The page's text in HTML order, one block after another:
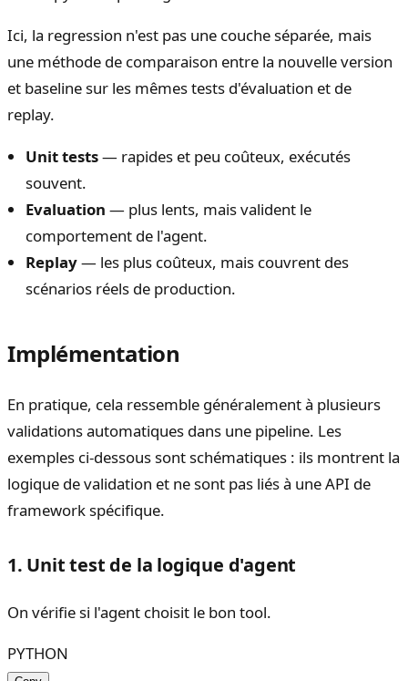
Ici, la regression n'est pas une couche séparée, mais
une méthode de comparaison entre la nouvelle version
et baseline sur les mêmes tests d'évaluation et de
replay.
Unit tests— rapides et peu coûteux, exécutés
souvent.
Evaluation — plus lents, mais valident le
comportement de l'agent.
Replay— les plus coûteux, mais couvrent des
scénarios réels de production.
Implémentation
En pratique, cela ressemble généralement à plusieurs
validations automatiques dans une pipeline. Les
exemples ci-dessous sont schématiques : ils montrent la
logique de validation et ne sont pas liés à une API de
framework spécifique.
1. Unit test de la logique d'agent
On vérifie si l'agent choisit le bon tool.
PYTHON